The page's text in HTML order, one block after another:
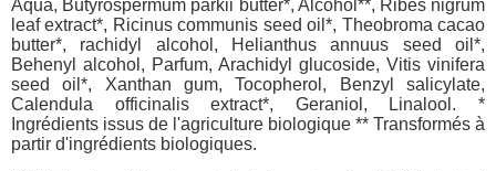
Aqua, Butyrospermum parkii butter*, Alcohol**, Ribes nigrum
leaf extract*, Ricinus communis seed oil*, Theobroma cacao
butter*, rachidyl alcohol, Helianthus annuus seed oil*,
Behenyl alcohol, Parfum, Arachidyl glucoside, Vitis vinifera
seed oil*, Xanthan gum, Tocopherol, Benzyl salicylate,
Calendula officinalis extract*, Geraniol, Linalool. *
Ingrédients issus de l'agriculture biologique ** Transformés à
partir d'ingrédients biologiques.